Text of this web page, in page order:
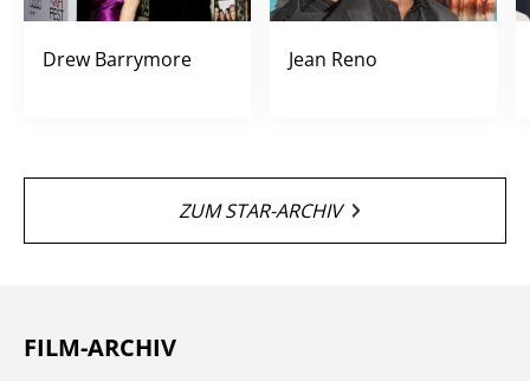
Drew Barrymore Jean Reno
ZUM STAR-ARCHIV
FILM-ARCHIV